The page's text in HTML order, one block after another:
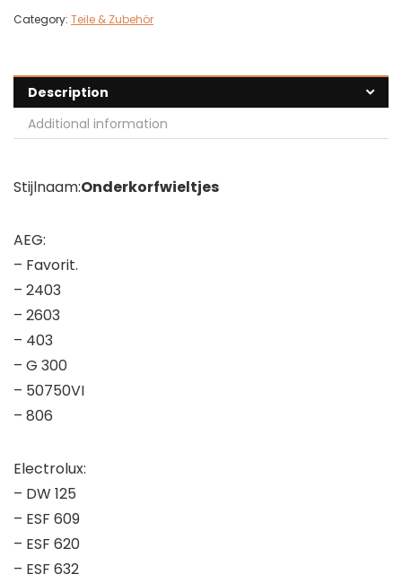
Category: Teile & Zubehör
Description
Additional information
Stijlnaam:Onderkorfwieltjes
AEG:
– Favorit.
– 2403
– 2603
– 403
– G 300
– 50750VI
– 806
Electrolux:
– DW 125
– ESF 609
– ESF 620
– ESF 632